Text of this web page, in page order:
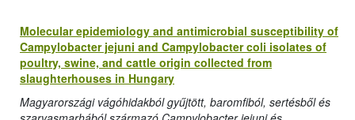
Molecular epidemiology and antimicrobial susceptibility of
Campylobacter jejuni and Campylobacter coli isolates of
poultry, swine, and cattle origin collected from
slaughterhouses in Hungary
Magyarországi vágóhidakból gyűjtött, baromfiból, sertésből és